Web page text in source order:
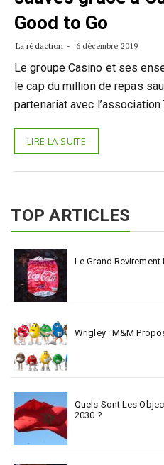
Good to Go
La rédaction 6 décembre 2019
Le groupe Casino et ses
le cap du million de repas
partenariat avec l’association
LIRE LA SUITE
TOP ARTICLES
Le Grand
Wrigley : M&M
Quels Sont Les
2030 ?